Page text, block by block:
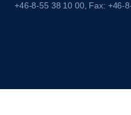
+46-8-55 38 10 00, Fax: +46-